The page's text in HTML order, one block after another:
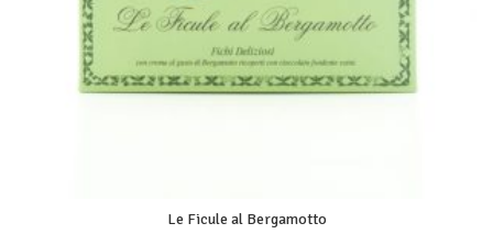
Le Ficule al Bergamotto